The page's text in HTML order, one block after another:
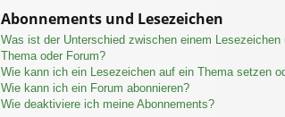
Abonnements und Lesezeichen
Was ist der Unterschied zwischen einem
Thema oder Forum?
Wie kann ich ein Lesezeichen auf ein Thema setzen
Wie kann ich ein Forum abonnieren?
Wie deaktiviere ich meine Abonnements?